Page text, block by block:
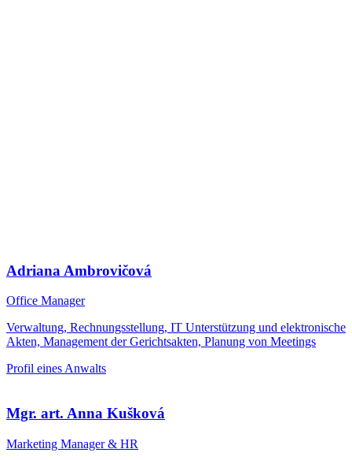
Adriana Ambrovičová
Office Manager
Verwaltung, Rechnungsstellung, IT Unterstützung und elektronische
Akten, Management der Gerichtsakten, Planung von Meetings
Profil eines Anwalts
Mgr. art. Anna Kušková
Marketing Manager & HR